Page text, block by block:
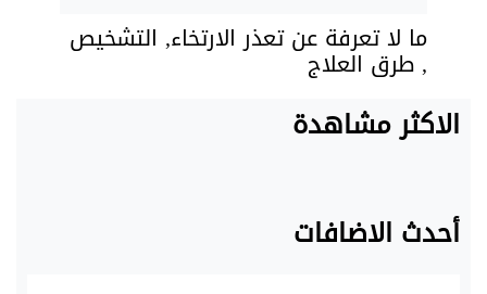
ما لا تعرفة عن تعذر الارتخاء, التشخيص
, طرق العلاج
الاكثر مشاهدة
أحدث الاضافات